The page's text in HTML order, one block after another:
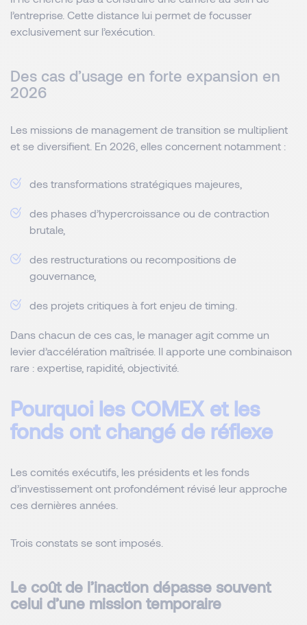
l’entreprise. Cette distance lui permet de focusser
exclusivement sur l’exécution.
Des cas d’usage en forte expansion en
2026
Les missions de management de transition se multiplient
et se diversifient. En 2026, elles concernent notamment :
des transformations stratégiques majeures,
des phases d’hypercroissance ou de contraction
brutale,
des restructurations ou recompositions de
gouvernance,
des projets critiques à fort enjeu de timing.
Dans chacun de ces cas, le manager agit comme un
levier d’accélération maîtrisée. Il apporte une combinaison
rare : expertise, rapidité, objectivité.
Pourquoi les COMEX et les
fonds ont changé de réflexe
Les comités exécutifs, les présidents et les fonds
d’investissement ont profondément révisé leur approche
ces dernières années.
Trois constats se sont imposés.
Le coût de l’inaction dépasse souvent
celui d’une mission temporaire